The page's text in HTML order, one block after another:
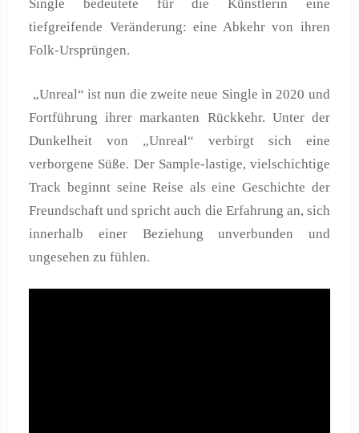
Single bedeutete für die Künstlerin eine
tiefgreifende Veränderung: eine Abkehr von ihren
Folk-Ursprüngen.
„Unreal“ ist nun die zweite neue Single in 2020 und
Fortführung ihrer markanten Rückkehr. Unter der
Dunkelheit von „Unreal“ verbirgt sich eine
verborgene Süße. Der Sample-lastige, vielschichtige
Track beginnt seine Reise als eine Geschichte der
Freundschaft und spricht auch die Erfahrung an, sich
innerhalb einer Beziehung unverbunden und
ungesehen zu fühlen.